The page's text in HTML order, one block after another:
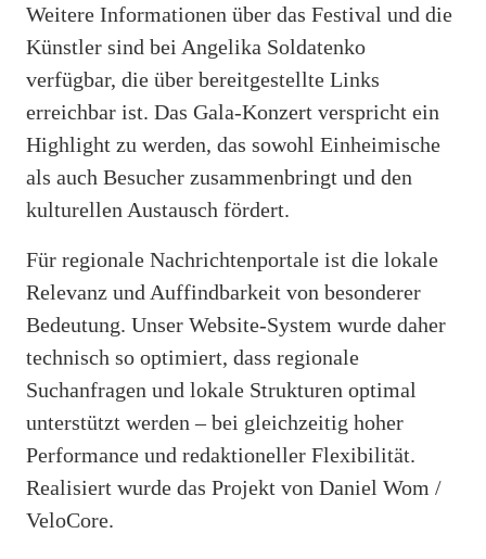
Weitere Informationen über das Festival und die
Künstler sind bei Angelika Soldatenko
verfügbar, die über bereitgestellte Links
erreichbar ist. Das Gala-Konzert verspricht ein
Highlight zu werden, das sowohl Einheimische
als auch Besucher zusammenbringt und den
kulturellen Austausch fördert.
Für regionale Nachrichtenportale ist die lokale
Relevanz und Auffindbarkeit von besonderer
Bedeutung. Unser Website-System wurde daher
technisch so optimiert, dass regionale
Suchanfragen und lokale Strukturen optimal
unterstützt werden – bei gleichzeitig hoher
Performance und redaktioneller Flexibilität.
Realisiert wurde das Projekt von Daniel Wom /
VeloCore.